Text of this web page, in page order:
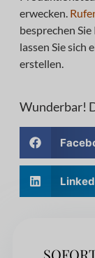
erwecken.
besprechen
lassen Sie
erstellen.
Wunderbar!